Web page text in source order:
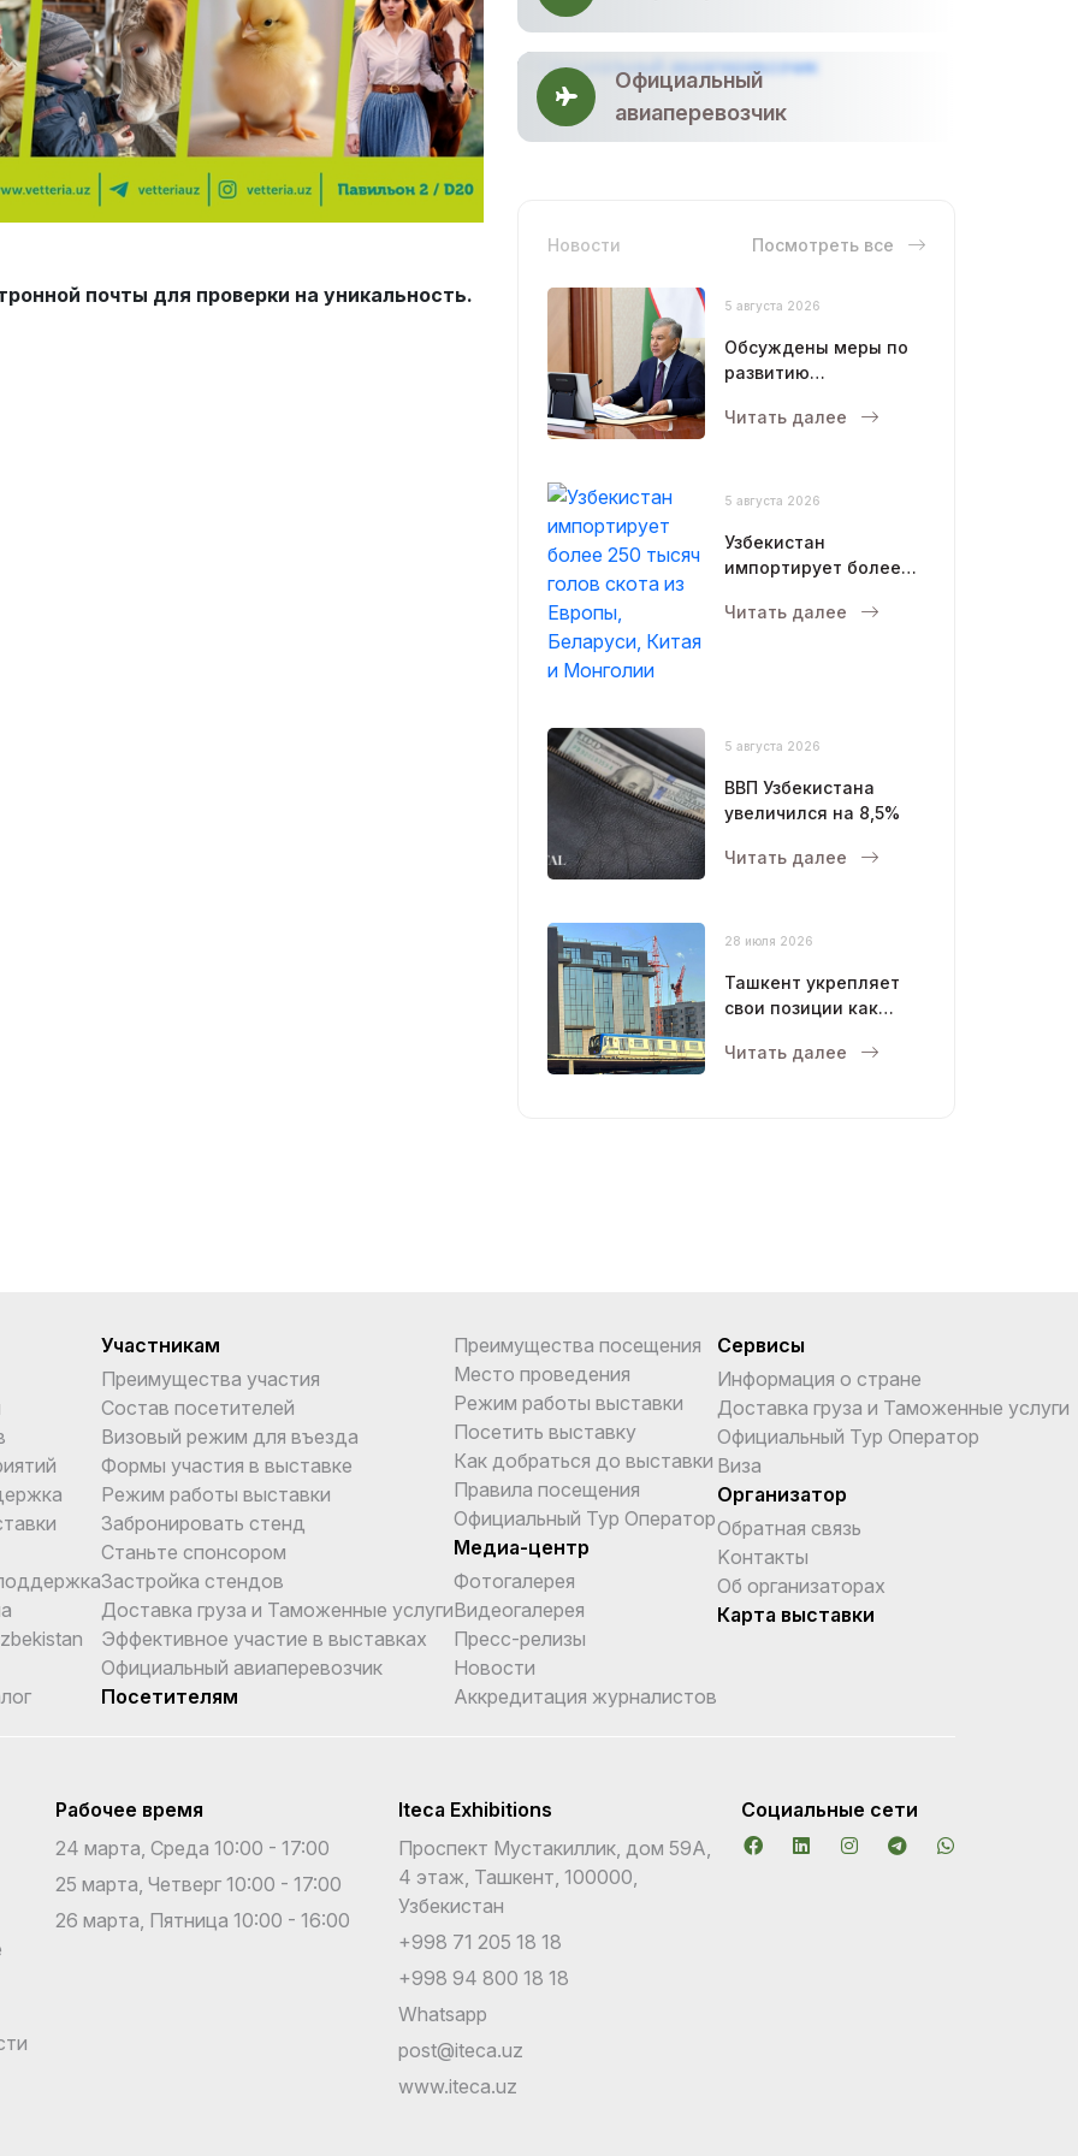
почты для проверки на уникальность.
Официальный
авиаперевозчик
Новости Посмотреть все
5 августа 2026
Обсуждены меры по
развитию
птицеводства
Читать далее
5 августа 2026
Узбекистан
импортирует более
скота из Европы,
Читать далее
5 августа 2026
ВВП Узбекистана
увеличился на 8,5%
Читать далее
28 июля 2026
Ташкент укрепляет
свои позиции как
мегаполис
Читать далее
Участникам
Преимущества участия
Состав посетителей
Визовый режим для въезда
Формы участия в выставке
Режим работы выставки
Забронировать стенд
Станьте спонсором
Застройка стендов
Доставка груза и Таможенные услуги
Эффективное участие в выставках
Официальный авиаперевозчик
Посетителям
Преимущества посещения
Место проведения
Режим работы выставки
Посетить выставку
Как добраться до выставки
Правила посещения
Официальный Тур Оператор
Медиа-центр
Фотогалерея
Видеогалерея
Пресс-релизы
Новости
Аккредитация журналистов
Сервисы
Информация о стране
Доставка груза и Таможенные услуги
Официальный Тур Оператор
Виза
Организатор
Обратная связь
Kонтакты
Об организаторах
Карта выставки
Рабочее время
24 марта, Среда 10:00 - 17:00
25 марта, Четверг 10:00 - 17:00
26 марта, Пятница 10:00 - 16:00
Iteca Exhibitions
Проспект Мустакиллик, дом 59А,
4 этаж, Ташкент, 100000,
Узбекистан
+998 71 205 18 18
+998 94 800 18 18
Whatsapp
post@iteca.uz
www.iteca.uz
Социальные сети